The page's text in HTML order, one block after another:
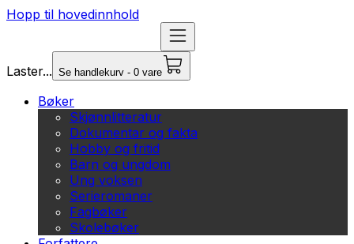
Hopp til hovedinnhold
Laster... Se handlekurv - 0 vare
Bøker
Skjønnlitteratur
Dokumentar og fakta
Hobby og fritid
Barn og ungdom
Ung voksen
Serieromaner
Fagbøker
Skolebøker